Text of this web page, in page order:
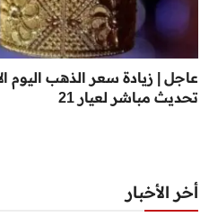
تحديث مباشر لعيار 21
أخر الأخبار